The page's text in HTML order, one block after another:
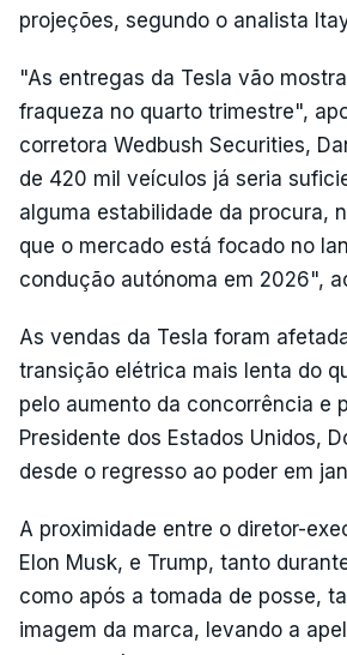
projeções, segundo o analista
"As entregas da Tesla vão
fraqueza no quarto trimestre",
corretora Wedbush Securities,
de 420 mil veículos já seria
alguma estabilidade da procura,
que o mercado está focado no
condução autónoma em 2026",
As vendas da Tesla foram
transição elétrica mais lenta do
pelo aumento da concorrência e
Presidente dos Estados Unidos,
desde o regresso ao poder em
A proximidade entre o diretor-
Elon Musk, e Trump, tanto
como após a tomada de posse,
imagem da marca, levando a